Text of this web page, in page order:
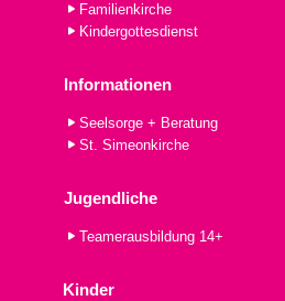
Familienkirche
Kindergottesdienst
Informationen
Seelsorge + Beratung
St. Simeonkirche
Jugendliche
Teamerausbildung 14+
Kinder